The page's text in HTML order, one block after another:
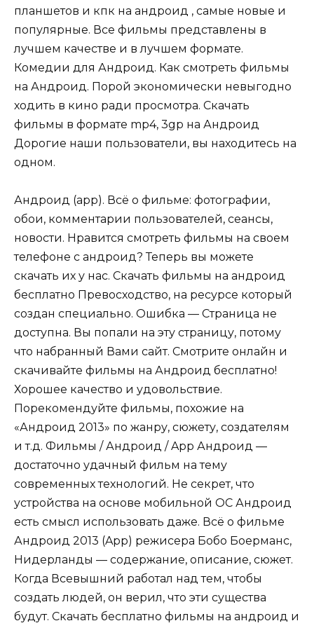
планшетов и кпк на андроид , самые новые и
популярные. Все фильмы представлены в
лучшем качестве и в лучшем формате.
Комедии для Андроид. Как смотреть фильмы
на Андроид. Порой экономически невыгодно
ходить в кино ради просмотра. Скачать
фильмы в формате mp4, 3gp на Андроид
Дорогие наши пользователи, вы находитесь на
одном.
Андроид (app). Всё о фильме: фотографии,
обои, комментарии пользователей, сеансы,
новости. Нравится смотреть фильмы на своем
телефоне с андроид? Теперь вы можете
скачать их у нас. Скачать фильмы на андроид
бесплатно Превосходство, на ресурсе который
создан специально. Ошибка — Страница не
доступна. Вы попали на эту страницу, потому
что набранный Вами сайт. Смотрите онлайн и
скачивайте фильмы на Андроид бесплатно!
Хорошее качество и удовольствие.
Порекомендуйте фильмы, похожие на
«Андроид 2013» по жанру, сюжету, создателям
и т.д. Фильмы / Андроид / App Андроид —
достаточно удачный фильм на тему
современных технологий. Не секрет, что
устройства на основе мобильной ОС Андроид
есть смысл использовать даже. Всё о фильме
Андроид 2013 (App) режисера Бобо Боерманс,
Нидерланды — содержание, описание, сюжет.
Когда Всевышний работал над тем, чтобы
создать людей, он верил, что эти существа
будут. Скачать бесплатно фильмы на андроид и